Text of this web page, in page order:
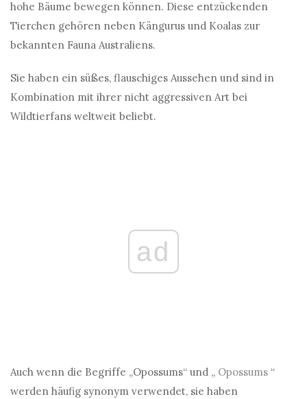
hohe Bäume bewegen können. Diese entzückenden
Tierchen gehören neben Kängurus und Koalas zur
bekannten Fauna Australiens.
Sie haben ein süßes, flauschiges Aussehen und sind in
Kombination mit ihrer nicht aggressiven Art bei
Wildtierfans weltweit beliebt.
ad
Auch wenn die Begriffe „Opossums“ und „ Opossums “
werden häufig synonym verwendet, sie haben